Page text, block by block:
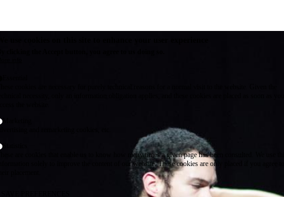
These are cookies that enable us to know how many times a given page has been consulted. We use this
information solely to improve the content of our website. These cookies are only placed if you agree to